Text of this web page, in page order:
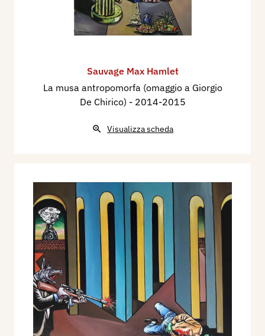
Sauvage Max Hamlet
La musa antropomorfa (omaggio a Giorgio
De Chirico) - 2014-2015
Visualizza scheda